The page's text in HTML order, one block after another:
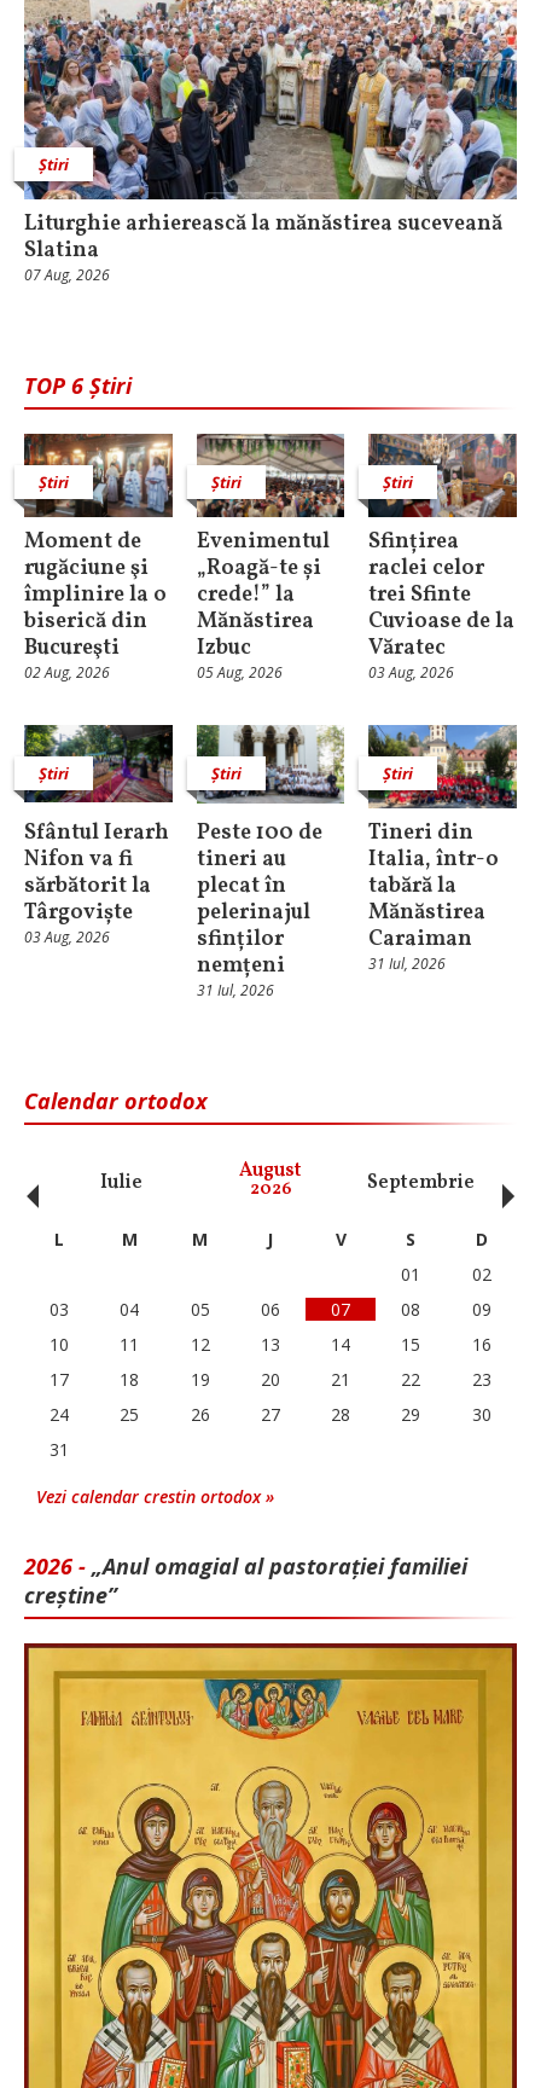
Știri
Liturghie arhierească la mănăstirea suceveană
Slatina
07 Aug, 2026
TOP 6 Știri
Știri
Moment de
rugăciune şi
împlinire la o
biserică din
Bucureşti
02 Aug, 2026
Știri
Evenimentul
„Roagă-te și
crede!” la
Mănăstirea
Izbuc
05 Aug, 2026
Știri
Sfințirea
raclei celor
trei Sfinte
Cuvioase de la
Văratec
03 Aug, 2026
Știri
Sfântul Ierarh
Nifon va fi
sărbătorit la
Târgoviște
03 Aug, 2026
Știri
Peste 100 de
tineri au
plecat în
pelerinajul
sfinților
nemțeni
31 Iul, 2026
Știri
Tineri din
Italia, într-o
tabără la
Mănăstirea
Caraiman
31 Iul, 2026
Calendar ortodox
Iulie August
2026 Septembrie
‹ L M M J V S
D
01
02
03
04 05 06 07 08
09
10
11 12 13 14 15
16
17
18 19 20 21 22
23
24
25 26 27 28 29
30
31
Vezi calendar crestin ortodox »
2026 - „Anul omagial al pastorației familiei
creștine”